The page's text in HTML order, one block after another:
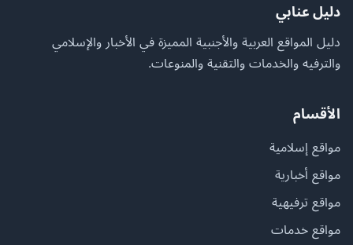
دليل عنابي
دليل المواقع العربية والأجنبية المميزة في الأخبار والإسلامي
والترفيه والخدمات والتقنية والمنوعات.
الأقسام
مواقع إسلامية
مواقع أخبارية
مواقع ترفيهية
مواقع خدمات